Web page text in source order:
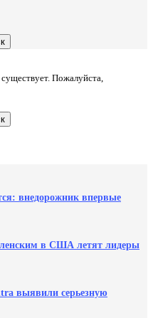
Пожалуйста,
внедорожник впервые
в США летят лидеры
выявили серьезную